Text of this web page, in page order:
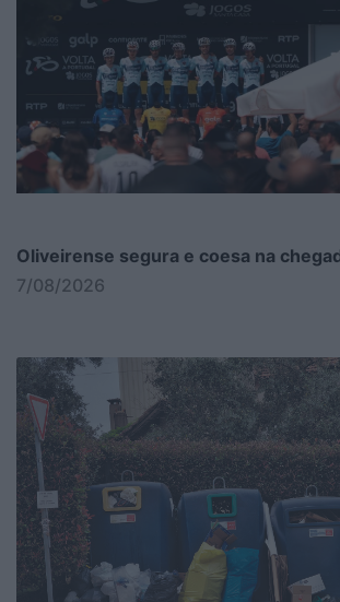
Oliveirense segura e coesa na
7/08/2026